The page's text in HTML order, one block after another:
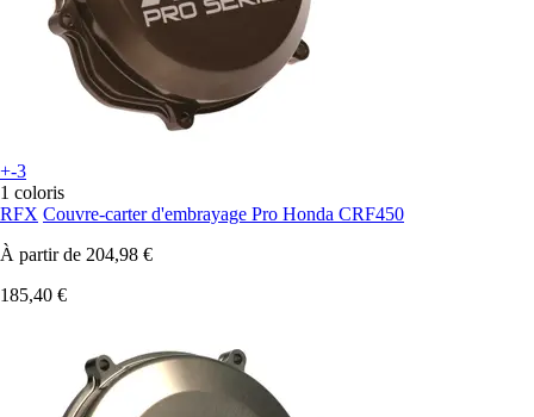
+-3
1 coloris
RFX Couvre-carter d'embrayage Pro Honda CRF450
À partir de 204,98 €
185,40 €